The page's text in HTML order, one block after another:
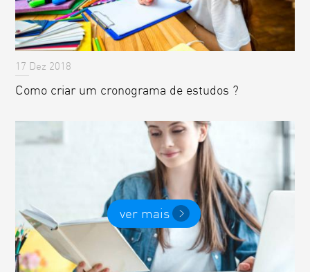
17 Dez 2018
Como criar um cronograma de estudos ?
ver mais